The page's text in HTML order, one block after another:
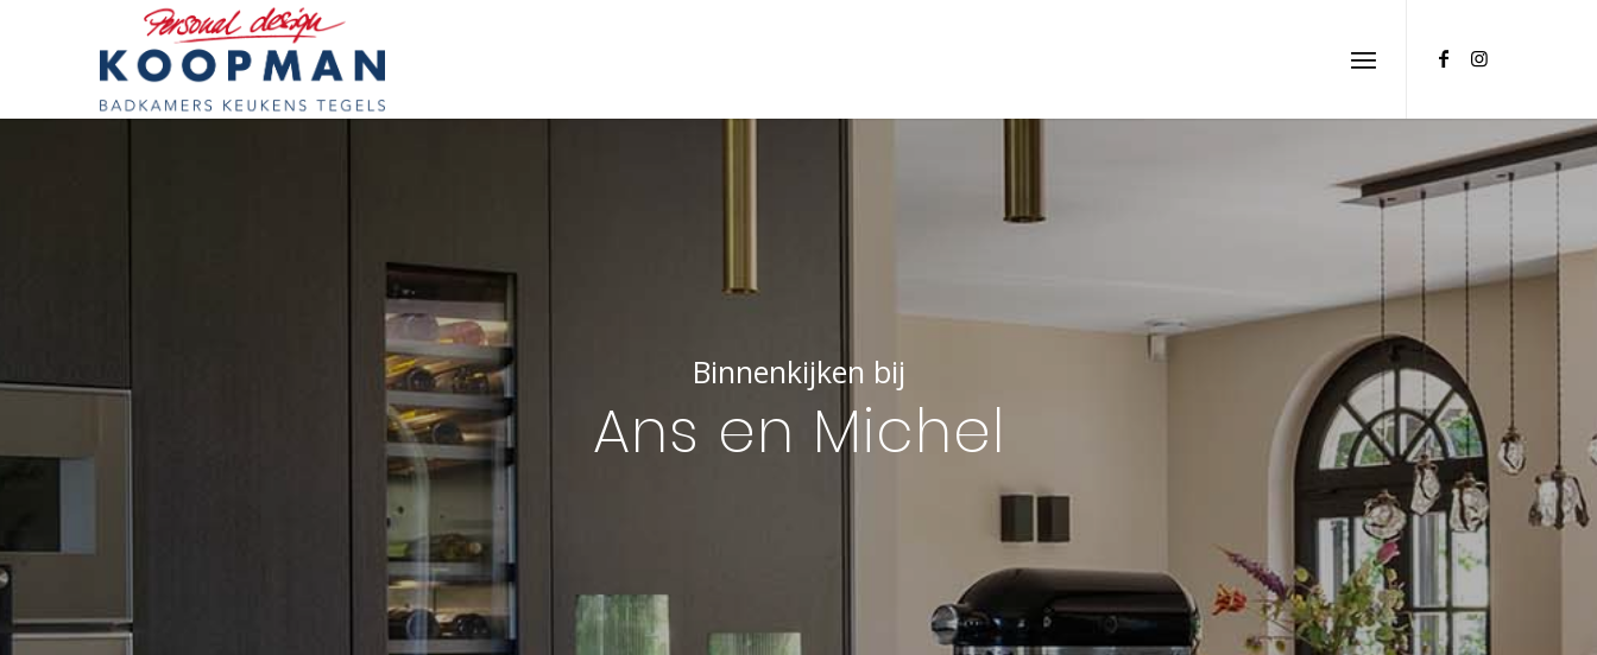
Binnenkijken bij
Ans en Michel